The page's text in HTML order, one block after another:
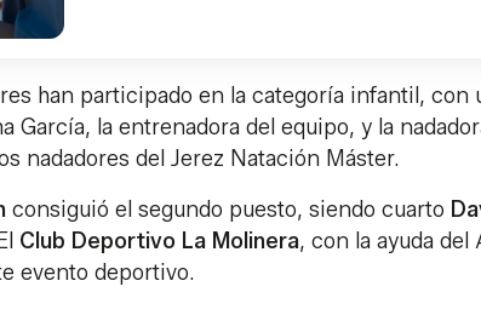
han participado en la categoría infantil, con
García, la entrenadora del equipo, y la
nadadores del Jerez Natación Máster.
consiguió el segundo puesto, siendo cuarto
Club Deportivo La Molinera, con la ayuda
evento deportivo.